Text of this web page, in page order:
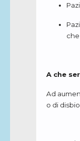
A che
Ad
o di